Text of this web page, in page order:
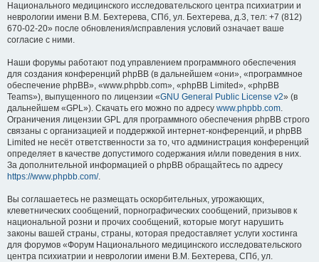
Национального медицинского исследовательского центра психиатрии и
неврологии имени В.М. Бехтерева, СПб, ул. Бехтерева, д.3, тел: +7 (812)
670-02-20» после обновления/исправления условий означает ваше
согласие с ними.
Наши форумы работают под управлением программного обеспечения
для создания конференций phpBB (в дальнейшем «они», «программное
обеспечение phpBB», «www.phpbb.com», «phpBB Limited», «phpBB
Teams»), выпущенного по лицензии «GNU General Public License v2» (в
дальнейшем «GPL»). Скачать его можно по адресу www.phpbb.com.
Ограничения лицензии GPL для программного обеспечения phpBB строго
связаны с организацией и поддержкой интернет-конференций, и phpBB
Limited не несёт ответственности за то, что администрация конференций
определяет в качестве допустимого содержания и/или поведения в них.
За дополнительной информацией о phpBB обращайтесь по адресу
https://www.phpbb.com/.
Вы соглашаетесь не размещать оскорбительных, угрожающих,
клеветнических сообщений, порнографических сообщений, призывов к
национальной розни и прочих сообщений, которые могут нарушить
законы вашей страны, страны, которая предоставляет услуги хостинга
для форумов «Форум Национального медицинского исследовательского
центра психиатрии и неврологии имени В.М. Бехтерева, СПб, ул.